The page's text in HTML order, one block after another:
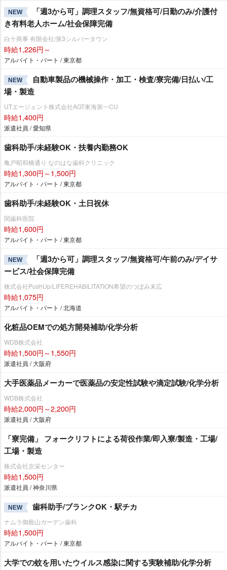
NEW
「週3から可」調理スタッフ/無資格可/日勤のみ/介護付
き有料老人ホーム/社会保障完備
白十商事 有限会社/第3シルバータウン
時給1,226円～
アルバイト・パート / 東京都
NEW
自動車製品の機械操作・加工・検査/寮完備/日払い/工
場・製造
UTエージェント株式会社AGT東海第一CU
時給1,400円
派遣社員 / 愛知県
歯科助手/未経験OK・扶養内勤務OK
亀戸昭和橋通り なのはな歯科クリニック
時給1,300円～1,500円
アルバイト・パート / 東京都
歯科助手/未経験OK・土日祝休
関歯科医院
時給1,600円
アルバイト・パート / 東京都
NEW
「週3から可」調理スタッフ/無資格可/午前のみ/デイサ
ービス/社会保障完備
株式会社PushUp/LIFEREHABILITATION希望のつぼみ末広
時給1,075円
アルバイト・パート / 北海道
化粧品OEMでの処方開発補助/化学分析
WDB株式会社
時給1,500円～1,550円
派遣社員 / 大阪府
大手医薬品メーカーで医薬品の安定性試験や滴定試験/化学分析
WDB株式会社
時給2,000円～2,200円
派遣社員 / 大阪府
「寮完備」 フォークリフトによる荷役作業/即入寮/製造・工場/
工場・製造
株式会社京栄センター
時給1,500円
派遣社員 / 神奈川県
NEW 歯科助手/ブランクOK・駅チカ
ナムラ御殿山ガーデン歯科
時給1,500円
アルバイト・パート / 東京都
大学での蚊を用いたウイルス感染に関する実験補助/化学分析